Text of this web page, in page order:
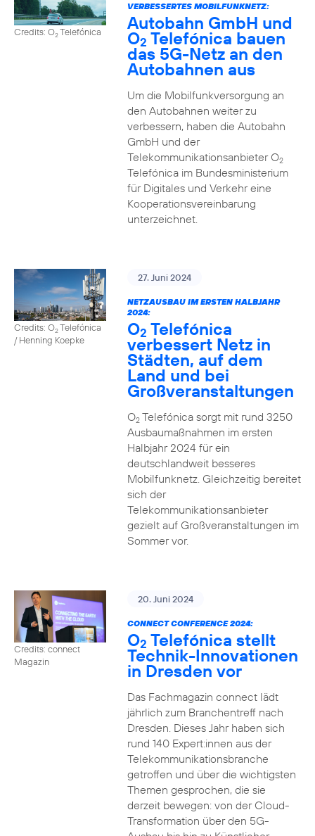
Credits: O2Telefónica
VERBESSERTES MOBILFUNKNETZ:
Autobahn GmbH und
O2 Telefónica bauen
das 5G-Netz an den
Autobahnen aus
Um die Mobilfunkversorgung an
den Autobahnen weiter zu
verbessern, haben die Autobahn
GmbH und der
Telekommunikationsanbieter O2
Telefónica im Bundesministerium
für Digitales und Verkehr eine
Kooperationsvereinbarung
unterzeichnet.
Credits: O2Telefónica
/ Henning Koepke
27. Juni 2024
NETZAUSBAU IM ERSTEN HALBJAHR
2024:
O2 Telefónica
verbessert Netz in
Städten, auf dem
Land und bei
Großveranstaltungen
O2Telefónica sorgt mit rund 3250
Ausbaumaßnahmen im ersten
Halbjahr 2024 für ein
deutschlandweit besseres
Mobilfunknetz. Gleichzeitig bereitet
sich der
Telekommunikationsanbieter
gezielt auf Großveranstaltungen im
Sommer vor.
Credits: connect
Magazin
20. Juni 2024
CONNECT CONFERENCE 2024:
O2 Telefónica stellt
Technik-Innovationen
in Dresden vor
Das Fachmagazin connect lädt
jährlich zum Branchentreff nach
Dresden. Dieses Jahr haben sich
rund 140 Expert:innen aus der
Telekommunikationsbranche
getroffen und über die wichtigsten
Themen gesprochen, die sie
derzeit bewegen: von der Cloud-
Transformation über den 5G-